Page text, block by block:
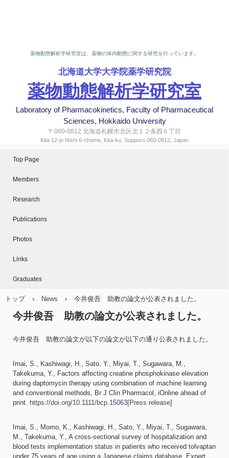
薬物動態解析学研究室は、薬物の体内動態に関する研究を行っています。
北海道大学大学院薬学研究院
薬物動態解析学研究室
Laboratory of Pharmacokinetics, Faculty of Pharmaceutical
Sciences, Hokkaido University
〒060-0812 北海道札幌市北区北１２条西６丁目
Kita 12-jo Nishi 6-chome, Kita-ku, Sapporo 060-0812, Japan
Top Page
Members
Research
Publications
Photos
Links
Graduates
トップ › News › 今井俊吾 助教の論文が公表されました。
今井俊吾 助教の論文が公表されました。
今井俊吾 助教の論文が以下の論文が以下の通り公表されました。
Imai, S., Kashiwagi, H., Sato, Y., Miyai, T., Sugawara, M.,
Takekuma, Y., Factors affecting creatine phosphokinase elevation
during daptomycin therapy using combination of machine learning
and conventional methods, Br J Clin Pharmacol, iOnline ahead of
print. https://doi.org/10.1111/bcp.15063[Press release]
Imai, S., Momo, K., Kashiwagi, H., Sato, Y., Miyai, T., Sugawara,
M., Takekuma, Y., A cross-sectional survey of hospitalization and
blood tests implementation status in patients who received tolvaptan
under 75 years of age using a Japanese claims database, Expert